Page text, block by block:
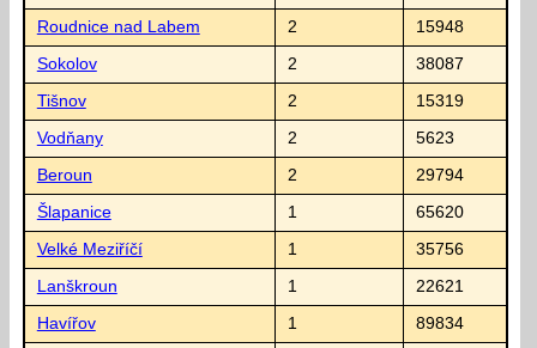
Roudnice nad Labem 2 15948
Sokolov 2 38087
Tišnov 2 15319
Vodňany 2 5623
Beroun 2 29794
Šlapanice 1 65620
Velké Meziříčí 1 35756
Lanškroun 1 22621
Havířov 1 89834